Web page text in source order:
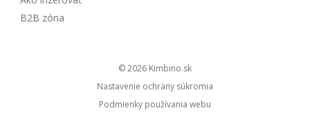
B2B zóna
© 2026
kimbino.sk
Nastavenie ochrany súkromia
Podmienky používania webu